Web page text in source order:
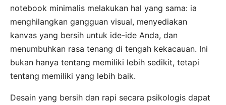
notebook minimalis melakukan hal yang sama: ia
menghilangkan gangguan visual, menyediakan
kanvas yang bersih untuk ide-ide Anda, dan
menumbuhkan rasa tenang di tengah kekacauan. Ini
bukan hanya tentang memiliki lebih sedikit, tetapi
tentang memiliki yang lebih baik.
Desain yang bersih dan rapi secara psikologis dapat